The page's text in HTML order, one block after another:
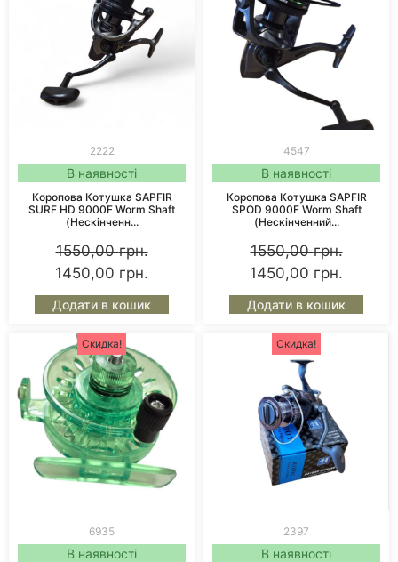
2222
В наявності
Коропова Котушка SAPFIR
SURF HD 9000F Worm Shaft
(нескінченн...
1550,00грн.
1450,00 грн.
Додати в кошик
4547
В наявності
Коропова Котушка SAPFIR
SPOD 9000F Worm Shaft
(нескінченний...
1550,00грн.
1450,00 грн.
Додати в кошик
Скидка!
6935
В наявності
Скидка!
2397
В наявності